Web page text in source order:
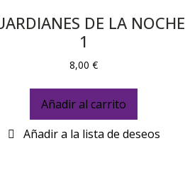
DE LA NOCHE
1
8,00€
Añadir al carrito